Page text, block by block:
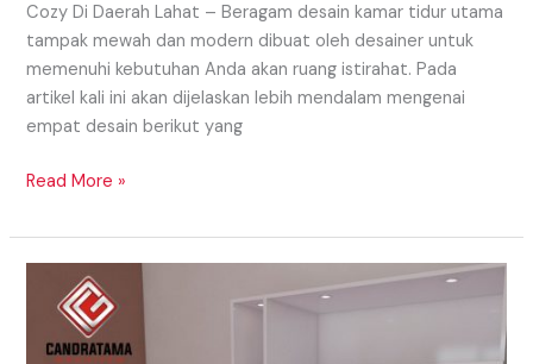
Cozy Di Daerah Lahat – Beragam desain kamar tidur utama
tampak mewah dan modern dibuat oleh desainer untuk
memenuhi kebutuhan Anda akan ruang istirahat. Pada
artikel kali ini akan dijelaskan lebih mendalam mengenai
empat desain berikut yang
Read More »
Interior
Kamar
Daerah